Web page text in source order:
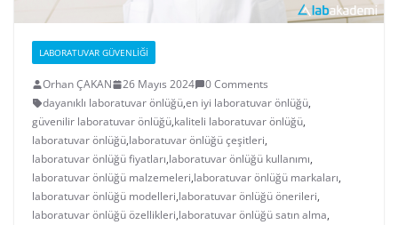
LABORATUVAR GÜVENLIĞI
Orhan ÇAKAN 26 Mayıs 2024
0 Comments
dayanıklı laboratuvar önlüğü,en iyi laboratuvar önlüğü,
güvenilir laboratuvar önlüğü,kaliteli laboratuvar önlüğü,
laboratuvar önlüğü,laboratuvar önlüğü çeşitleri,
laboratuvar önlüğü fiyatları,laboratuvar önlüğü kullanımı,
laboratuvar önlüğü malzemeleri,laboratuvar önlüğü markaları,
laboratuvar önlüğü modelleri,laboratuvar önlüğü önerileri,
laboratuvar önlüğü özellikleri,laboratuvar önlüğü satın alma,